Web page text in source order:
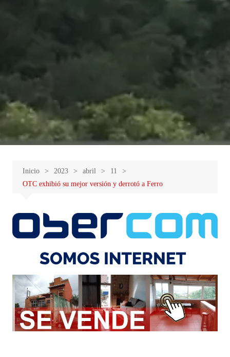
Inicio 2023 abril
11
OTC exhibió su mejor versión y derrotó a Ferro